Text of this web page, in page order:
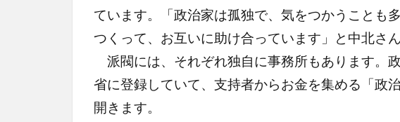
ています。「政治家は孤独で、気をつかうことも
つくって、お互いに助け合っています」と中北さん
派閥には、それぞれ独自に事務所もあります。
省に登録していて、支持者からお金を集める「政
開きます。